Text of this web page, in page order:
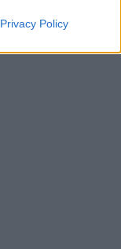
Privacy Policy